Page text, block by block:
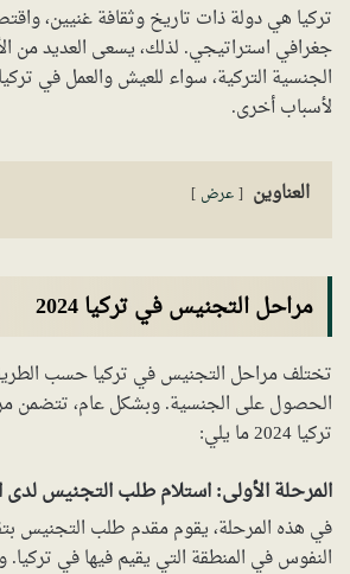
تركيا هي دولة ذات تاريخ وثقافة غنيين،
جغرافي استراتيجي. لذلك، يسعى العديد
الجنسية التركية، سواء للعيش والعمل في
لأسباب أخرى.
العناوين عرض
مراحل التجنيس في تركيا 2024
تختلف مراحل التجنيس في تركيا حسب
الحصول على الجنسية. وبشكل عام، تتضمن
تركيا 2024 ما يلي:
المرحلة الأولى: استلام طلب التجنيس
في هذه المرحلة، يقوم مقدم طلب التجنيس
النفوس في المنطقة التي يقيم فيها في